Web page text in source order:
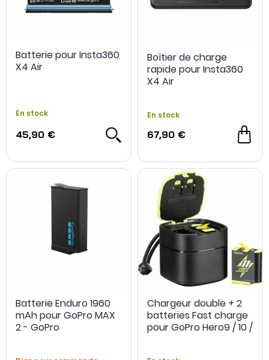
Batterie pour Insta360
X4 Air
En stock
45,90 €
Boîtier de charge
rapide pour Insta360
X4 Air
En stock
67,90 €
Batterie Enduro 1960
mAh pour GoPro MAX
2 - GoPro
Chargeur double + 2
batteries Fast charge
pour GoPro Hero9 / 10 /